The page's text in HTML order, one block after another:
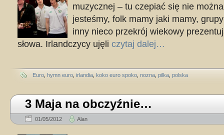
muzycznej – tu czepiać się nie
jesteśmy, folk mamy jaki mamy,
inny nieco przekrój wiekowy
słowa. Irlandczycy ujęli czytaj dalej…
Euro hymn euro irlandia koko euro spoko nozna pilka polska
3 Maja na obczyźnie…
01/05/2012 Alan